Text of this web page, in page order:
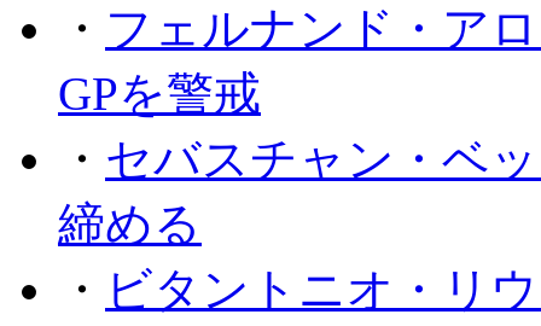
・ フェルナンド・ア
GPを警戒
・ セバスチャン・ベ
締める
・ ビタントニオ・リ